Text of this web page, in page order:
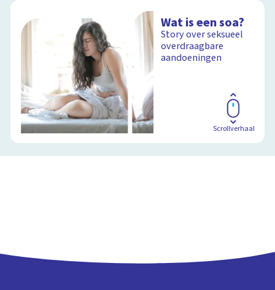
Wat is een soa?
Story over seksueel
overdraagbare
aandoeningen
Scrollverhaal